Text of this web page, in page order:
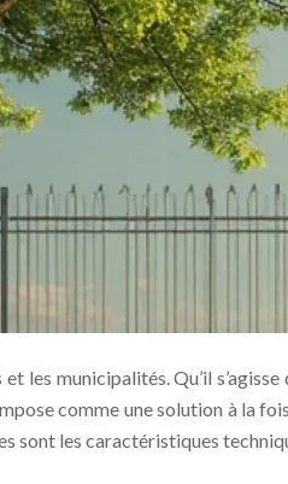
municipalités. Qu’il
comme une solution à la
sont les caractéristiques